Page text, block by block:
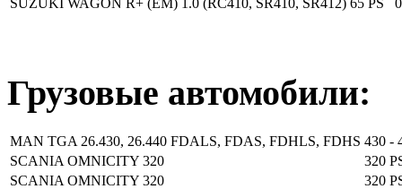
SUZUKI WAGON R+ (EM) 1.0 (RC410, SR410, SR412) 65 PS
Грузовые автомобили:
MAN TGA 26.430, 26.440 FDALS, FDAS, FDHLS, FDHS 430 -
SCANIA OMNICITY 320
320
SCANIA OMNICITY 320
320